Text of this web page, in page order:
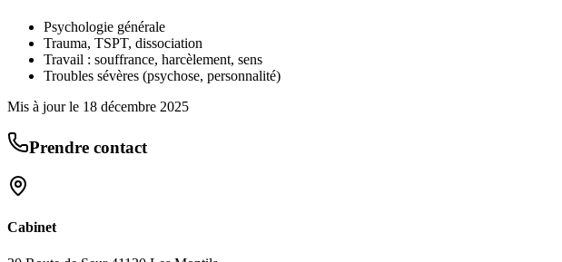
Psychologie générale
Trauma, TSPT, dissociation
Travail : souffrance, harcèlement, sens
Troubles sévères (psychose, personnalité)
Mis à jour le 18 décembre 2025
Prendre contact
Cabinet